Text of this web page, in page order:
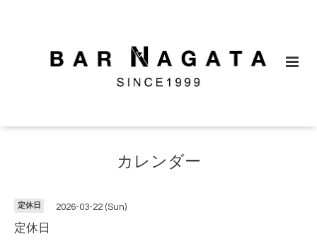
カレンダー
定休日 2026-03-22 (Sun)
定休日